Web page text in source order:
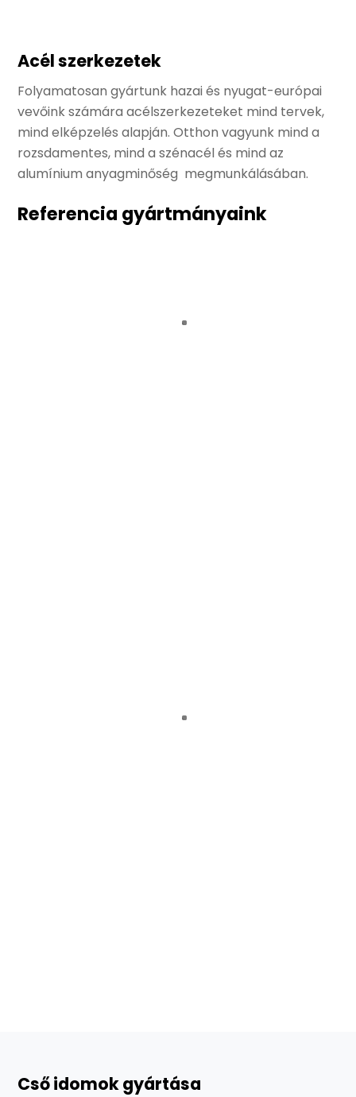
Acél szerkezetek
Folyamatosan gyártunk hazai és nyugat-európai
vevőink számára acélszerkezeteket mind tervek,
mind elképzelés alapján. Otthon vagyunk mind a
rozsdamentes, mind a szénacél és mind az
alumínium anyagminőség megmunkálásában.
Referencia gyártmányaink
Cső idomok gyártása